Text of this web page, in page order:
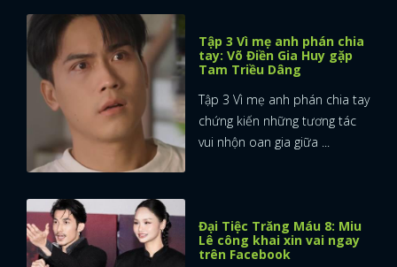
Tập 3 Vì mẹ anh phán chia
tay: Võ Điền Gia Huy gặp
Tam Triều Dâng
Tập 3 Vì mẹ anh phán chia tay
chứng kiến những tương tác
vui nhộn oan gia giữa ...
Đại Tiệc Trăng Máu 8: Miu
Lê công khai xin vai ngay
trên Facebook